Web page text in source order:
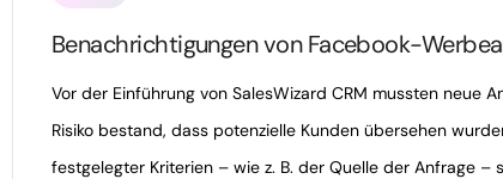
Benachrichtigungen von Facebook-
Vor der Einführung von SalesWizard CRM mussten neue
Risiko bestand, dass potenzielle Kunden übersehen
festgelegter Kriterien – wie z. B. der Quelle der Anfrage